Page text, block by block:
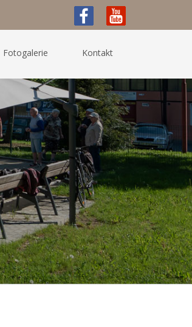
Fotogalerie Kontakt